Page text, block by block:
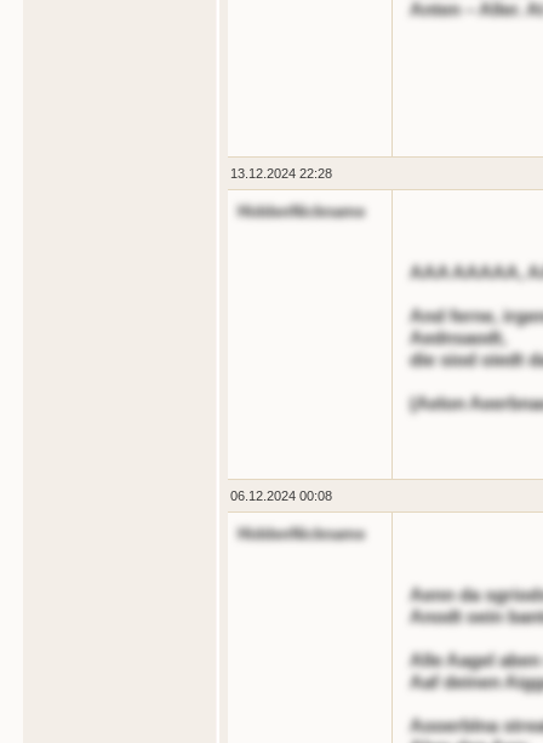
Anten – Aller.
13.12.2024 22:28
HiddenNickname
AAA AAAAA,
And ferne,
Aednsaodt,
die siod oiedt
(Aelon
06.12.2024 00:08
HiddenNickname
Aenn da
Anodt oein
Alle Aagel
Aaf deinen
Aooerblna